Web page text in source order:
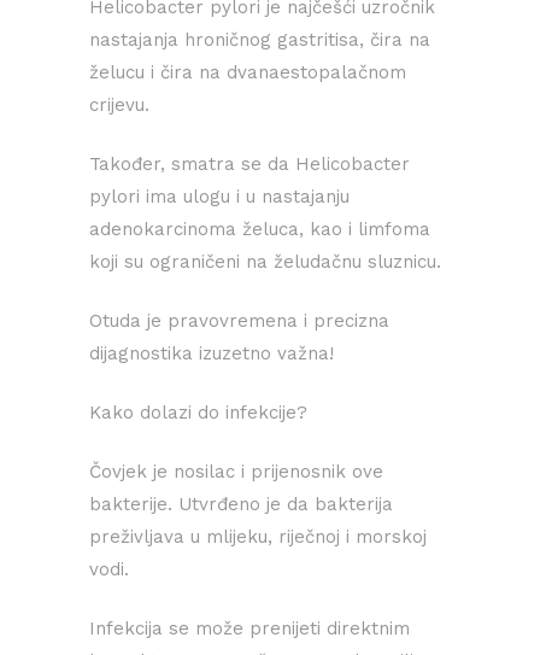
Helicobacter pylori je najčešći uzročnik
nastajanja hroničnog gastritisa, čira na
želucu i čira na dvanaestopalačnom
crijevu.
Također, smatra se da Helicobacter
pylori ima ulogu i u nastajanju
adenokarcinoma želuca, kao i limfoma
koji su ograničeni na želudačnu sluznicu.
Otuda je pravovremena i precizna
dijagnostika izuzetno važna!
Kako dolazi do infekcije?
Čovjek je nosilac i prijenosnik ove
bakterije. Utvrđeno je da bakterija
preživljava u mlijeku, riječnoj i morskoj
vodi.
Infekcija se može prenijeti direktnim